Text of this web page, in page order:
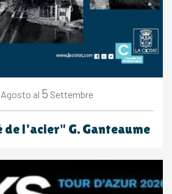
Agosto al 5 Settembre
de l'acier" G. Ganteaume